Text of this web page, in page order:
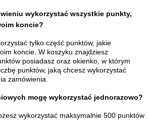
wykorzystać wszystkie punkty,
koncie?
tylko część punktów, jakie
koncie. W koszyku znajdziesz
posiadasz oraz okienko, w którym
punktów, jaką chcesz wykorzystać
zamówienia.
mogę wykorzystać jednorazowo?
wykorzystać maksymalnie 500 punktów